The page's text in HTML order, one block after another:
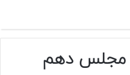
مجلس دهم